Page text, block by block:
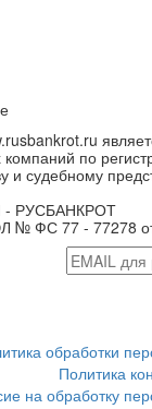
по
и судебному
- РУСБАНКРОТ
№ ФС 77 - 77278 от
обработки
Политика
на обработку